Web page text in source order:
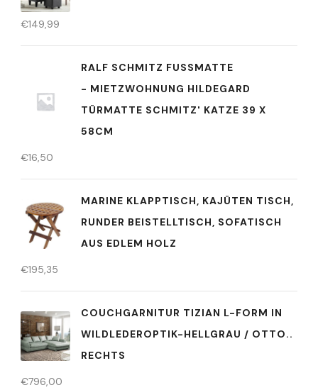
€149,99
RALF SCHMITZ FUSSMATTE -
MIETZWOHNUNG HILDEGARD T
ÜRMATTE SCHMITZ' KATZE 39 X 5
8CM
€16,50
MARINE KLAPPTISCH, KAJÜTEN TISCH,
RUNDER BEISTELLTISCH, SOFATISCH
AUS EDLEM HOLZ
€195,35
COUCHGARNITUR TIZIAN L-FORM IN
WILDLEDEROPTIK-HELLGRAU / OTTO..
RECHTS
€796,00